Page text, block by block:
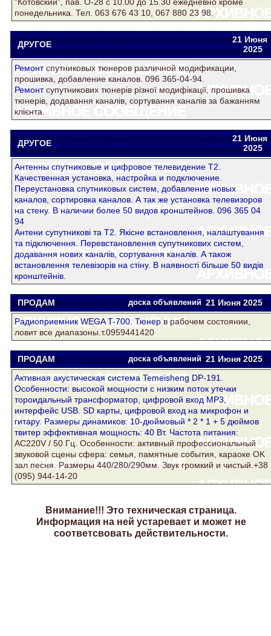
понедельника. Тел. 063 676 43 10, 067 880 23 98.
ДРУГОЕ Zidane1953 satkatraktor2013@ukr.net
21 Июня
2025
Ремонтспутниковых тюнеров различной модификации,
прошивка, добавление каналов. 096 365-04-94.
Ремонтсупутникових тюнерів різної модифікації, прошивка
тюнерів, додавання каналів, сортування каналів за бажанням
клієнта.
ДРУГОЕ Zidane1953 satkatraktor2013@ukr.net
21 Июня
2025
Антенны спутниковые и цифровое телевидение Т2.
Качественная установка, настройка и подключение.
Переустановка спутниковых систем, добавление новых
каналов, сортировка каналов. А так же установка телевизоров
на стену. В наличии более 50 видов кронштейнов. 096 365 04
94
Антени супутникові та Т2. Якісне встановлення, налаштування
та підключення. Перевстановлення супутникових систем,
додавання нових каналів, сортування каналів. А також
встановлення телевізорів на стіну. В наявності більше 50 видів
кронштейнів.
ПРОДАМ vade доска объявлений 21 Июня 2025
Радиоприемник WEGA T-700.Тюнерв рабочем состоянии,
ловит все диапазоны.т.0959441420
ПРОДАМ vade доска объявлений 21 Июня 2025
Активная акустическая система Temeisheng DP-191.
Особенности: высокой мощности с низким поток утечки
тороидальный трансформатор, цифровой вход MP3,
интерфейс USB. SD карты, цифровой вход на микрофон и
гитару. Размеры динамиков: 10-дюймовый * 2 * 1 + 5 дюймов
твитер эффективная мощность: 40 Вт. Частота питания:
AC220V / 50 Гц. Особенности: активный профессиональный
звуковой сцены сфера: семья, памятные события, караоке OK
зал песня. Размеры 440/280/290мм. Звук громкий и чистый.+38
(095) 944-14-20
Внимание!!! Это техническая страница.
Информация на ней устаревает и может не
соответсвовать действительности.